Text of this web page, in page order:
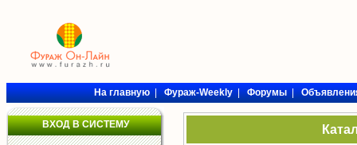
На главную|Фураж-Weekly|Форумы|
ВХОД В СИСТЕМУ